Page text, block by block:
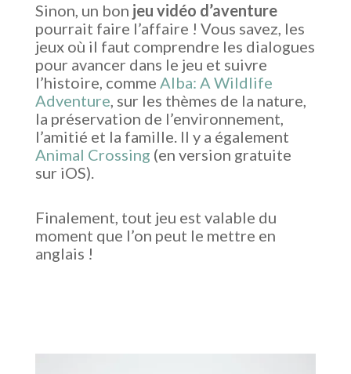
Sinon, un bon jeu vidéo d’aventure
pourrait faire l’affaire ! Vous savez, les
jeux où il faut comprendre les dialogues
pour avancer dans le jeu et suivre
l’histoire, comme Alba: A Wildlife
Adventure, sur les thèmes de la nature,
la préservation de l’environnement,
l’amitié et la famille. Il y a également
Animal Crossing (en version gratuite
sur iOS).
Finalement, tout jeu est valable du
moment que l’on peut le mettre en
anglais !